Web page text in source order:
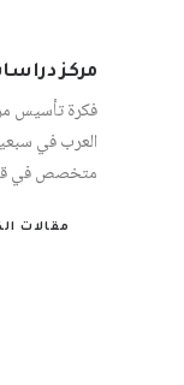
مركز
فكرة تأسيس
العرب في
متخصص في
مقالات